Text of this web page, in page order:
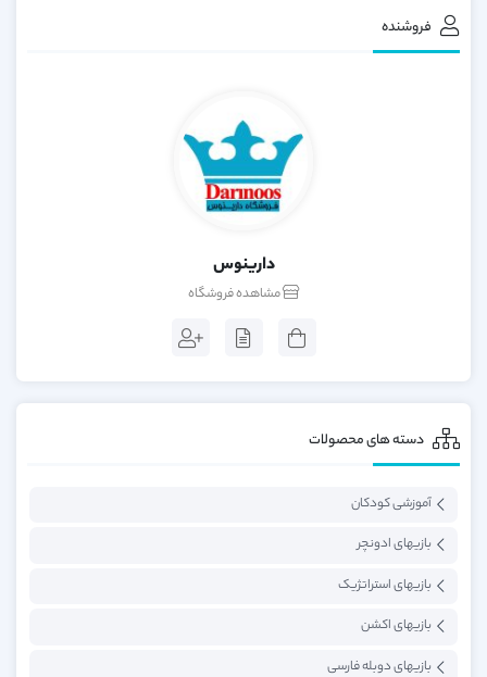
فروشنده
دارینوس
مشاهده فروشگاه
دسته های محصولات
آموزشی کودکان
بازیهای ادونچر
بازیهای استراتژیک
بازیهای اکشن
بازیهای دوبله فارسی